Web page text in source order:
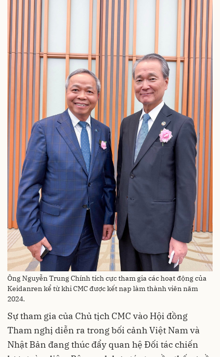
Ông Nguyễn Trung Chính tích cực tham gia các hoạt động của
Keidanren kể từ khi CMC được kết nạp làm thành viên năm
2024.
Sự tham gia của Chủ tịch CMC vào Hội đồng
Tham nghị diễn ra trong bối cảnh Việt Nam và
Nhật Bản đang thúc đẩy quan hệ Đối tác chiến